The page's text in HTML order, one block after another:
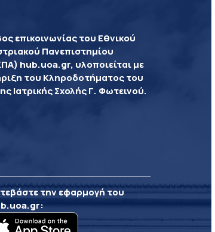
επικοινωνίας του Εθνικού
Πανεπιστημίου
hub.uoa.gr, υλοποιείται με
του Κληροδοτήματος του
Ιατρικής Σχολής Γ. Φωτεινού.
την εφαρμογή του
: